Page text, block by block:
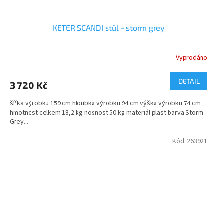
KETER SCANDI stůl - storm grey
Vyprodáno
3 720 Kč DETAIL
šířka výrobku 159 cm hloubka výrobku 94 cm výška výrobku 74 cm
hmotnost celkem 18,2 kg nosnost 50 kg materiál plast barva Storm
Grey...
Kód: 263921